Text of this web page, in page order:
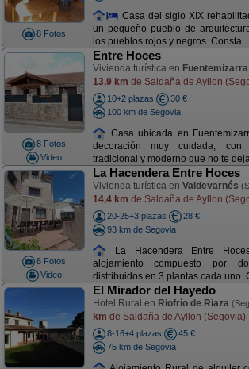
8 Fotos
Casa del siglo XIX
un pequeño pueblo de
los pueblos rojos y negros. Consta
8 Fotos
Video
Entre Hoces
Vivienda turística en Fuentemizarra
13,9 km de Saldaña de Ayllon
10+2 plazas
30 €
100 km de Segovia
Casa ubicada en
decoración muy cuidada,
tradicional y moderno que no te
8 Fotos
Video
La Hacendera Entre Hoces
Vivienda turística en Valdevarnés
14,4 km de Saldaña de Ayllon
20-25+3 plazas
28 €
93 km de Segovia
La Hacendera Entre
alojamiento compuesto por
distribuidos en 3 plantas cada uno.
El Mirador del Hayedo
Hotel Rural en Riofrío de Riaza
km de Saldaña de Ayllon (Segovia)
8-16+4 plazas
45 €
75 km de Segovia